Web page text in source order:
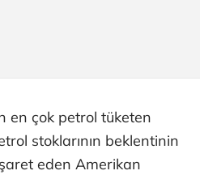
en çok petrol tüketen
stoklarının beklentinin
eden Amerikan